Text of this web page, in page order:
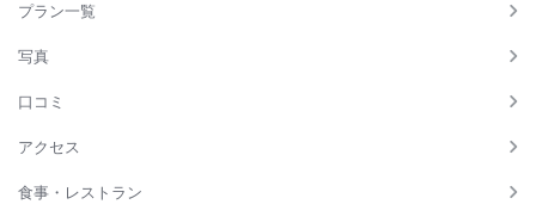
プラン一覧
写真
口コミ
アクセス
食事・レストラン